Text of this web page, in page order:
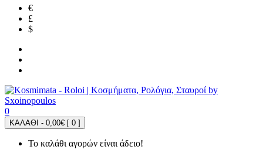
€
£
$
0
ΚΑΛΑΘΙ - 0,00€ [ 0 ]
Το καλάθι αγορών είναι άδειο!